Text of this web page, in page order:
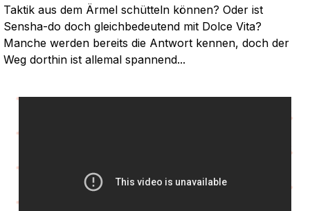
Taktik aus dem Ärmel schütteln können? Oder ist
Sensha-do doch gleichbedeutend mit Dolce Vita?
Manche werden bereits die Antwort kennen, doch der
Weg dorthin ist allemal spannend...